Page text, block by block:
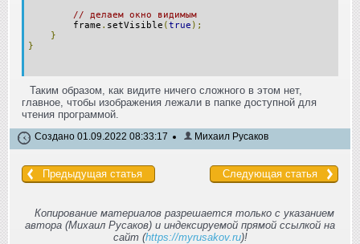
// делаем окно видимым
frame . setVisible (true );
}
}
Таким образом, как видите ничего сложного в этом нет,
главное, чтобы изображения лежали в папке доступной для
чтения программой.
Создано 01.09.2022 08:33:17 Михаил Русаков
Предыдущая статья Следующая статья
Копирование материалов разрешается только с указанием
автора (Михаил Русаков) и индексируемой прямой ссылкой на
сайт (https://myrusakov.ru)!